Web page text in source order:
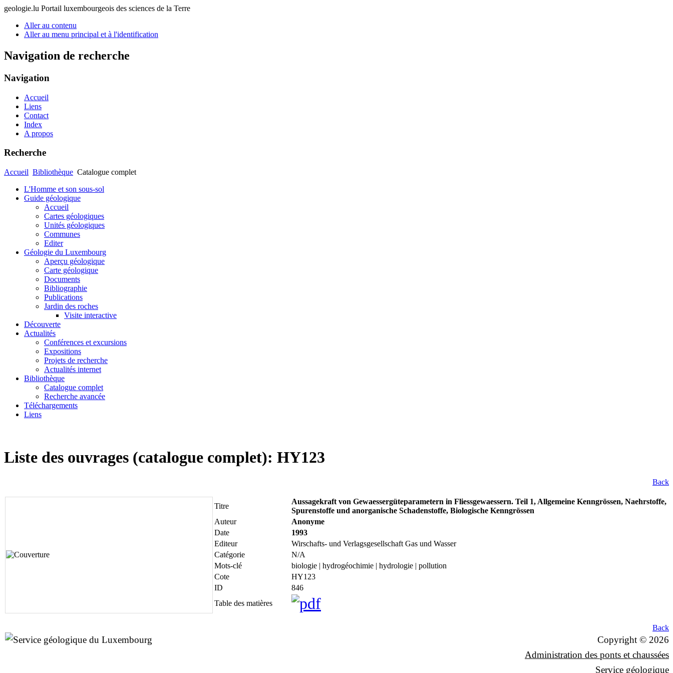
geologie.lu Portail luxembourgeois des sciences de la Terre
Aller au contenu
Aller au menu principal et à l'identification
Navigation de recherche
Navigation
Accueil
Liens
Contact
Index
A propos
Recherche
Accueil Bibliothèque Catalogue complet
L'Homme et son sous-sol
Guide géologique
Accueil
Cartes géologiques
Unités géologiques
Communes
Editer
Géologie du Luxembourg
Aperçu géologique
Carte géologique
Documents
Bibliographie
Publications
Jardin des roches
Visite interactive
Découverte
Actualités
Conférences et excursions
Expositions
Projets de recherche
Actualités internet
Bibliothèque
Catalogue complet
Recherche avancée
Téléchargements
Liens
Liste des ouvrages (catalogue complet): HY123
Back
Titre
Aussagekraft von Gewaessergüteparametern in Fliessgewaessern. Teil 1, Allgemeine Kenngrössen, Naehrstoffe,
Spurenstoffe und anorganische Schadenstoffe, Biologische Kenngrössen
Auteur
Anonyme
Date
1993
Editeur
Wirschafts- und Verlagsgesellschaft Gas und Wasser
Catégorie
N/A
Mots-clé
biologie | hydrogéochimie | hydrologie | pollution
Cote
HY123
ID
846
Table des matières
Back
Copyright © 2026
Administration des ponts et chaussées
Service géologique